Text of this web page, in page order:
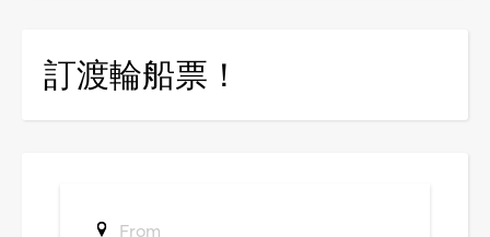
訂渡輪船票！